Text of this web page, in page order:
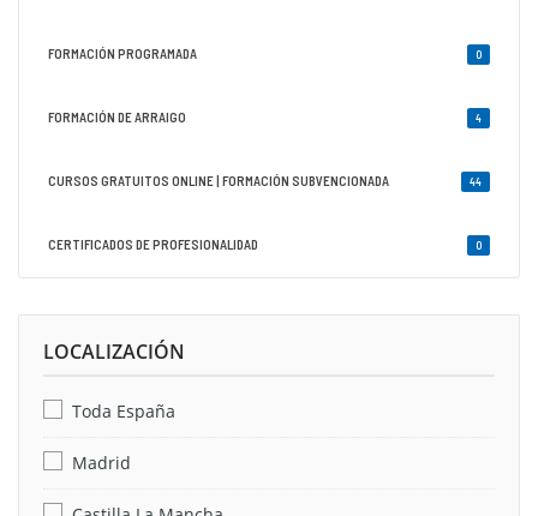
FORMACIÓN PROGRAMADA 0
FORMACIÓN DE ARRAIGO 4
CURSOS GRATUITOS ONLINE | FORMACIÓN SUBVENCIONADA 44
CERTIFICADOS DE PROFESIONALIDAD 0
LOCALIZACIÓN
Toda España
Madrid